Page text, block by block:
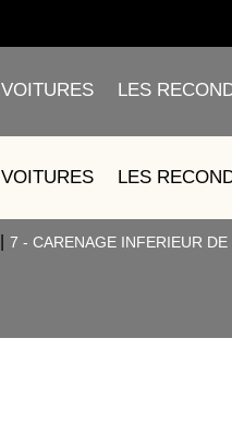
LES
LES
DE
7 - CARENAGE INFERIEUR